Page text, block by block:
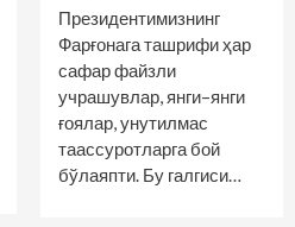
Президентимизнинг
Фарғонага ташрифи ҳар
сафар файзли
учрашувлар, янги–янги
ғоялар, унутилмас
таассуротларга бой
бўлаяпти. Бу галгиси…